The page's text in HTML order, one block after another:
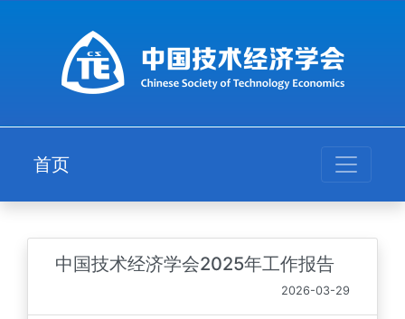
首页
中国技术经济学会2025年工作报告
2026-03-29